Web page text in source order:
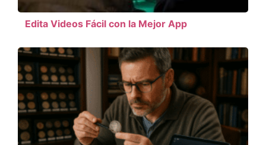
Edita Videos Fácil con la Mejor App